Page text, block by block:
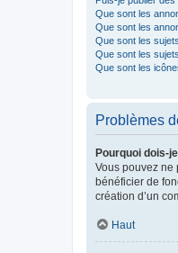
Que sont les
Que sont les
Que sont les
Que sont les
Que sont les
Problèmes
Pourquoi dois-
Vous pouvez ne
bénéficier de
création d’un
Haut